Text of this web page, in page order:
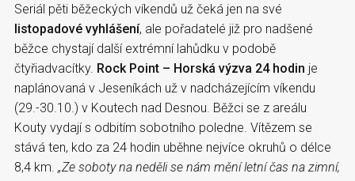
Seriál pěti běžeckých víkendů už čeká jen na své
listopadové vyhlášení, ale pořadatelé již pro nadšené
běžce chystají další extrémní lahůdku v podobě
čtyřiadvacítky. Rock Point – Horská výzva 24 hodin je
naplánovaná v Jeseníkách už v nadcházejícím víkendu
(29.-30.10.) v Koutech nad Desnou. Běžci se z areálu
Kouty vydají s odbitím sobotního poledne. Vítězem se
stává ten, kdo za 24 hodin uběhne nejvíce okruhů o délce
8,4 km. „Ze soboty na neděli se nám mění letní čas na zimní,